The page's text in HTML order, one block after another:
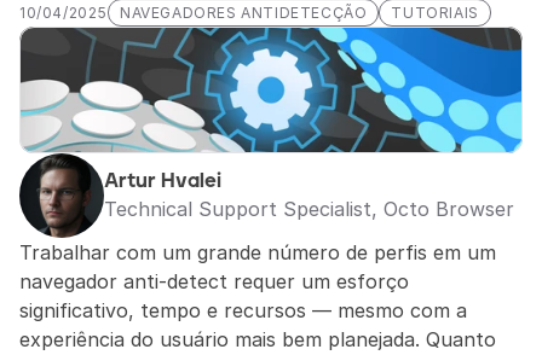
10/04/2025 NAVEGADORES ANTIDETECÇÃO TUTORIAIS
Artur Hvalei
Technical Support Specialist, Octo Browser
Trabalhar com um grande número de perfis em um
navegador anti-detect requer um esforço
significativo, tempo e recursos — mesmo com a
experiência do usuário mais bem planejada. Quanto